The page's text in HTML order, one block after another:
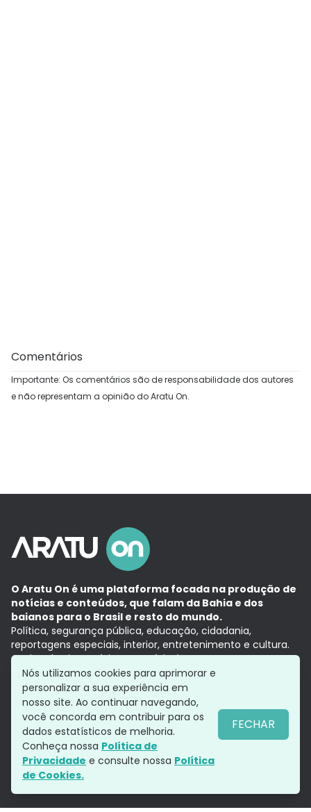
Comentários
Importante: Os comentários são de responsabilidade dos autores
e não representam a opinião do Aratu On.
O Aratu On é uma plataforma focada na produção de
notícias e conteúdos, que falam da Bahia e dos
baianos para o Brasil e resto do mundo.
Política, segurança pública, educação, cidadania,
reportagens especiais, interior, entretenimento e cultura.
Aqui, tudo vira notícia e a notícia é no tempo presente,
com a credibilidade do Grupo Aratu.
Grupo Aratu
Política de privacidade
Siga-nos
Nós utilizamos cookies para aprimorar e
personalizar a sua experiência em
nosso site. Ao continuar navegando,
você concorda em contribuir para os
dados estatísticos de melhoria.
Conheça nossa Política de
Privacidade e consulte nossa Política
de Cookies.
FECHAR